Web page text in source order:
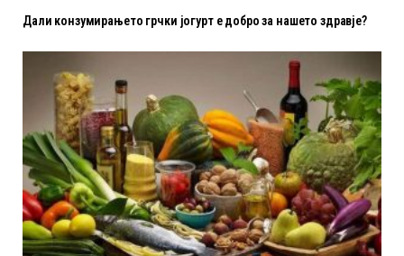
Дали конзумирањето грчки јогурт е добро за нашето здравје?